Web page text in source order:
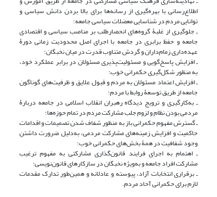
اطلاع‌رسانی با بهره‌گیری از رسانه‌ها برای بالا بردن دانش سیاسی و
توانایی مردم در شناسایی معضلات سیاسی جامعه؛
ـ جلوگیری از غلبۀ گروه‌هاى انحصارطلب بر مناصب سیاسی و اقتصادى
جامعه و حفظ برابری در جامعه با اجرای اصل محدودیت زمانی دورۀ
عهده‌داری زمام‌داران و گردش متناوب قدرت در میان نخبگان؛
ـ افزایش پاسخ‌گویی و مسئولیت‌پذیری مسئولان در برابر عملکرد خود،
به منظور شکل‌گیری حکمرانی خوب؛
ـ افزایش اعتماد مسئولان به مردم و قبول علایق و ظرفیت‌های گوناگون
جامعه از طریق توسعۀ روابط با مردم؛
ـ به‌کارگیری و ترویج دیدگاه رهبران انقلاب اسلامی در جامعه دربارۀ
مردمی بودن نظام و لزوم جلب مشارکت مردم در تمام حوزه‌ها؛
ـ گسترش مفهوم حکمرانی باز به منظور شفاف شدن تصمیمات و اقدامات
حاکمیت و افزایش زمینه‌های مشارکت مردمی، به‌دلیل ضرورت داشتنِ
وجود شفافیت در همۀ بخش‌های حکمرانی خوب؛
ـ اهتمام به اجرای فرایند قانون‌گذاری مشارکتی به مفهوم ترغیب
مشارکت افراد جامعه و به‌ویژه نخبگان در سازِکارهای قانون‌نویسی؛
ـ برقراری انتخابات آزاد، پیوسته و عادلانه و همین‌طور تدارک مقدمات
لازم برای حکمرانی آحاد مردم.